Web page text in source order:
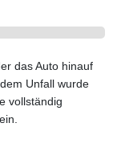
das Auto hinauf
Unfall wurde
vollständig